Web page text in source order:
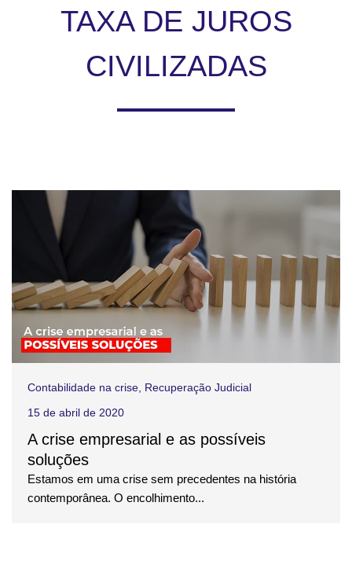
TAXA DE JUROS
CIVILIZADAS
Contabilidade na crise, Recuperação Judicial
15 de abril de 2020
A crise empresarial e as possíveis
soluções
Estamos em uma crise sem precedentes na história
contemporânea. O encolhimento...